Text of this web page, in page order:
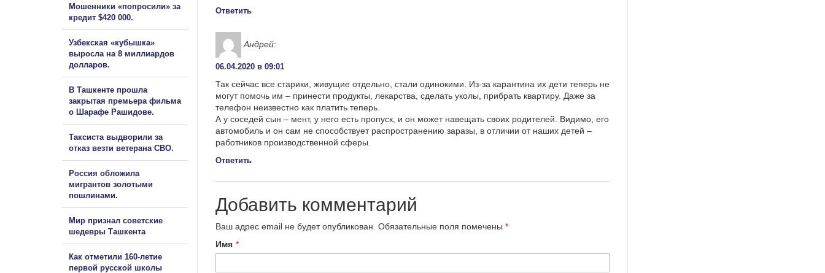
Ответить
Андрей:
06.04.2020 в 09:01
Так сейчас все старики, живущие отдельно, стали одинокими. Из-за карантина их дети теперь не
могут помочь им – принести продукты, лекарства, сделать уколы, прибрать квартиру. Даже за
телефон неизвестно как платить теперь.
А у соседей сын – мент, у него есть пропуск, и он может навещать своих родителей. Видимо, его
автомобиль и он сам не способствует распространению заразы, в отличии от наших детей –
работников производственной сферы.
Ответить
Добавить комментарий
Ваш адрес email не будет опубликован. Обязательные поля помечены *
Имя *
Мошенники «попросили» за
кредит $420 000.
Узбекская «кубышка»
выросла на 8 миллиардов
долларов.
В Ташкенте прошла
закрытая премьера фильма
о Шарафе Рашидове.
Таксиста выдворили за
отказ везти ветерана СВО.
Россия обложила
мигрантов золотыми
пошлинами.
Мир признал советские
шедевры Ташкента
Как отметили 160-летие
первой русской школы